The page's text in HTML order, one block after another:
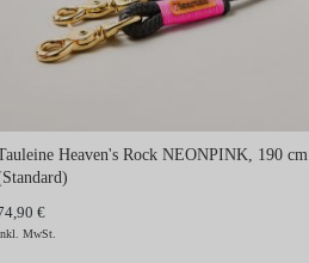
Heaven's Rock NEONPINK, 190 cm
€
MwSt.